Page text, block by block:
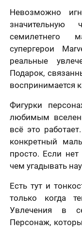
Невозможно
значительную
семилетнего
супергерои
реальные
Подарок,
воспринимается
Фигурки
любимым
всё это
конкретный
просто. Если
чем угадывать
Есть тут и
только когда
Увлечения в
Персонаж,